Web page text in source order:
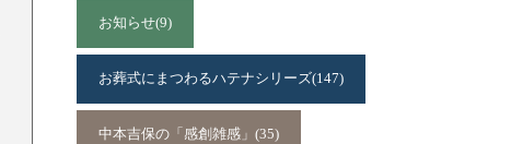
お知らせ(9)
お葬式にまつわるハテナシリーズ(147)
中本吉保の「感創雑感」 (35)